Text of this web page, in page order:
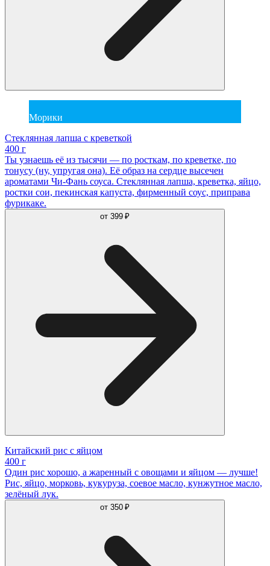
Морики
Стеклянная лапша с креветкой
400 г
Ты узнаешь её из тысячи — по росткам, по креветке, по
тонусу (ну, упругая она). Её образ на сердце высечен
ароматами Чи-Фань соуса. Стеклянная лапша, креветка, яйцо,
ростки сои, пекинская капуста, фирменный соус, приправа
фурикаке.
от 399 ₽
Китайский рис с яйцом
400 г
Один рис хорошо, а жаренный с овощами и яйцом — лучше!
Рис, яйцо, морковь, кукуруза, соевое масло, кунжутное масло,
зелёный лук.
от 350 ₽